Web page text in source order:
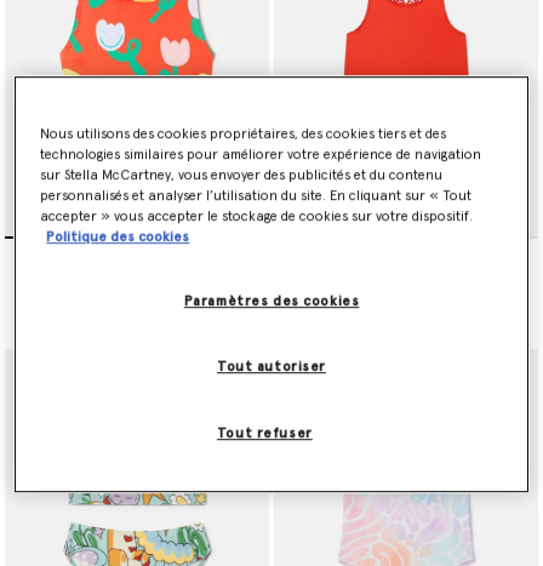
€80.00
Nous utilisons des cookies propriétaires, des cookies tiers et des
technologies similaires pour améliorer votre expérience de navigation
sur Stella McCartney, vous envoyer des publicités et du contenu
personnalisés et analyser l’utilisation du site. En cliquant sur « Tout
accepter » vous accepter le stockage de cookies sur votre dispositif.
Politique des cookies
Paramètres des cookies
Tout refuser
Tout autoriser